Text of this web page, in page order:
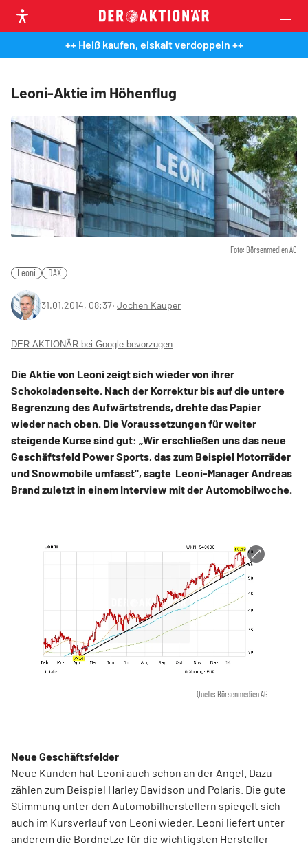
++ Heiß kaufen, eiskalt verdoppeln ++
Leoni-Aktie im Höhenflug
Foto: Börsenmedien AG
Leoni DAX
31.01.2014, 08:37‧ Jochen Kauper
DER AKTIONÄR bei Google bevorzugen
Die Aktie von Leoni zeigt sich wieder von ihrer
Schokoladenseite. Nach der Korrektur bis auf die untere
Begrenzung des Aufwärtstrends, drehte das Papier
wieder nach oben. Die Voraussetzungen für weiter
steigende Kurse sind gut: „Wir erschließen uns das neue
Geschäftsfeld Power Sports, das zum Beispiel Motorräder
und Snowmobile umfasst", sagte Leoni-Manager Andreas
Brand zuletzt in einem Interview mit der Automobilwoche.
Quelle: Börsenmedien AG
Neue Geschäftsfelder
Neue Kunden hat Leoni auch schon an der Angel. Dazu
zählen zum Beispiel Harley Davidson und Polaris. Die gute
Stimmung unter den Automobilherstellern spiegelt sich
auch im Kursverlauf von Leoni wieder. Leoni liefert unter
anderem die Bordnetze für die wichtigsten Hersteller